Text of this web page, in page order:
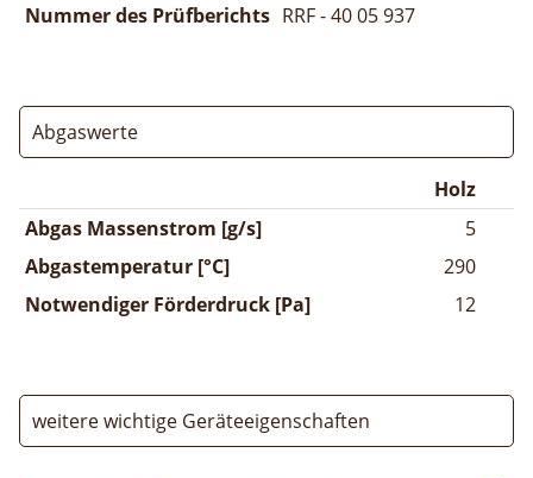
Nummer des Prüfberichts RRF - 40 05 937
Abgaswerte
Holz
Abgas Massenstrom [g/s]
5
Abgastemperatur [°C]
290
Notwendiger Förderdruck [Pa]
12
weitere wichtige Geräteeigenschaften